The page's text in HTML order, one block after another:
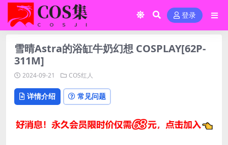
登录
雪晴Astra的浴缸牛奶幻想 COSPLAY[62P-
311M]
2024-09-21 COS红人
详情介绍 常见问题